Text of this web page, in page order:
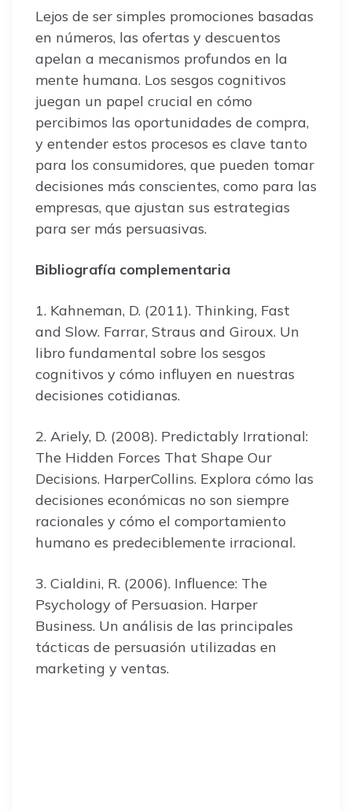
Lejos de ser simples promociones basadas
en números, las ofertas y descuentos
apelan a mecanismos profundos en la
mente humana. Los sesgos cognitivos
juegan un papel crucial en cómo
percibimos las oportunidades de compra,
y entender estos procesos es clave tanto
para los consumidores, que pueden tomar
decisiones más conscientes, como para las
empresas, que ajustan sus estrategias
para ser más persuasivas.
Bibliografía complementaria
1. Kahneman, D. (2011). Thinking, Fast
and Slow. Farrar, Straus and Giroux. Un
libro fundamental sobre los sesgos
cognitivos y cómo influyen en nuestras
decisiones cotidianas.
2. Ariely, D. (2008). Predictably Irrational:
The Hidden Forces That Shape Our
Decisions. HarperCollins. Explora cómo las
decisiones económicas no son siempre
racionales y cómo el comportamiento
humano es predeciblemente irracional.
3. Cialdini, R. (2006). Influence: The
Psychology of Persuasion. Harper
Business. Un análisis de las principales
tácticas de persuasión utilizadas en
marketing y ventas.